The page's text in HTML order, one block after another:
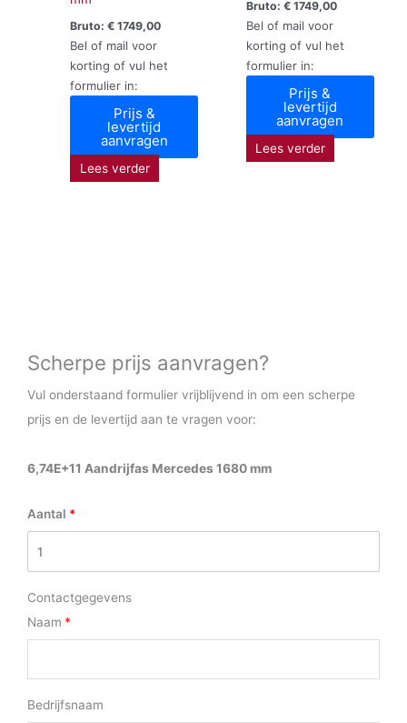
Bruto:€ 1749,00
Bel of mail voor
korting of vul het
formulier in:
Prijs &
levertijd
aanvragen
Lees verder
Bruto: €1749,00
Bel of mail voor
korting of vul het
formulier in:
Prijs &
levertijd
aanvragen
Lees verder
Scherpe prijs aanvragen?
Vul onderstaand formulier vrijblijvend in om een scherpe
prijs en de levertijd aan te vragen voor:
6,74E+11 Aandrijfas Mercedes 1680 mm
Aantal
Contactgegevens
Naam
Bedrijfsnaam